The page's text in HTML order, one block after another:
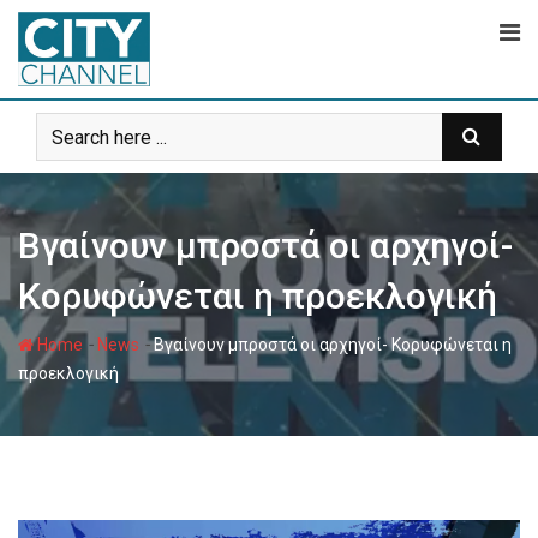
Skip
content
Βγαίνουν μπροστά οι αρχηγοί-
Κορυφώνεται η προεκλογική
Home - News -Βγαίνουν μπροστά οι αρχηγοί- Κορυφώνεται η
προεκλογική